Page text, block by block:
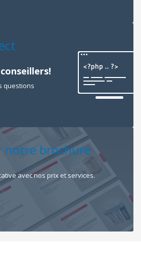
questions
notre brochure
avec nos prix et services.